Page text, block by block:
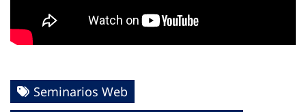
Seminarios Web